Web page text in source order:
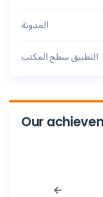
المدونة
التطبيق سطح المكتب
Our